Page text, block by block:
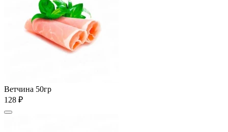
Ветчина 50гр
128 ₽